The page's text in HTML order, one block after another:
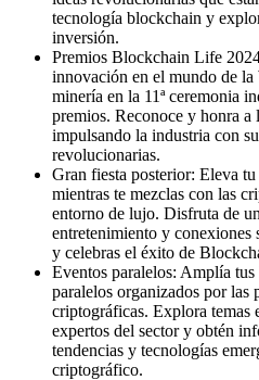
tecnología blockchain y
inversión.
Premios Blockchain Life
innovación en el mundo de
minería en la 11ª ceremonia
premios. Reconoce y honra a
impulsando la industria con
revolucionarias.
Gran fiesta posterior: Eleva
mientras te mezclas con las
entorno de lujo. Disfruta de
entretenimiento y conexiones
y celebras el éxito de
Eventos paralelos: Amplía
paralelos organizados por las
criptográficas. Explora temas
expertos del sector y obtén
tendencias y tecnologías
criptográfico.